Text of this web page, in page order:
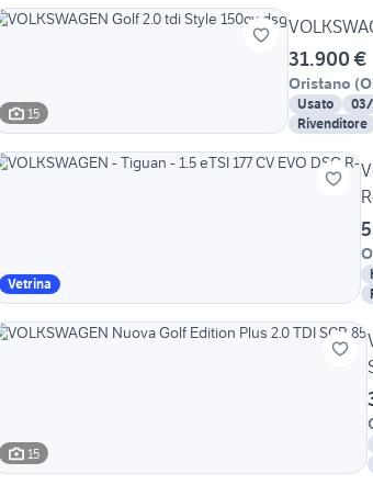
15
31.900 €
Oristano (
Usato 03/
Rivenditore
Vetrina
15